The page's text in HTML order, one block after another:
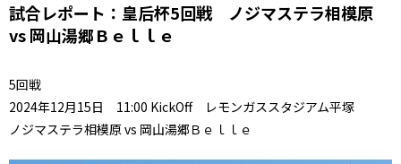
試合レポート：皇后杯5回戦 ノジマステラ相模原
vs 岡山湯郷Ｂｅｌｌｅ
5回戦
2024年12月15日 11:00 KickOff レモンガススタジアム平塚
ノジマステラ相模原 vs 岡山湯郷Ｂｅｌｌｅ